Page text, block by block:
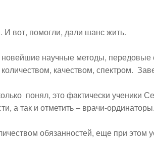
И вот, помогли, дали шанс жить.
новейшие научные методы,
качеством, спектром.
понял, это фактически ученики
а так и отметить – врачи-
обязанностей, еще при этом